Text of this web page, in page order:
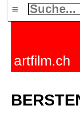
≡
artfilm.ch